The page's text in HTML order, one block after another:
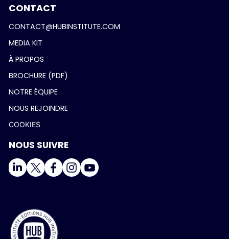
CONTACT
CONTACT@HUBINSTITUTE.COM
MEDIA KIT
À PROPOS
BROCHURE (PDF)
NOTRE ÉQUIPE
NOUS REJOINDRE
COOKIES
NOUS SUIVRE